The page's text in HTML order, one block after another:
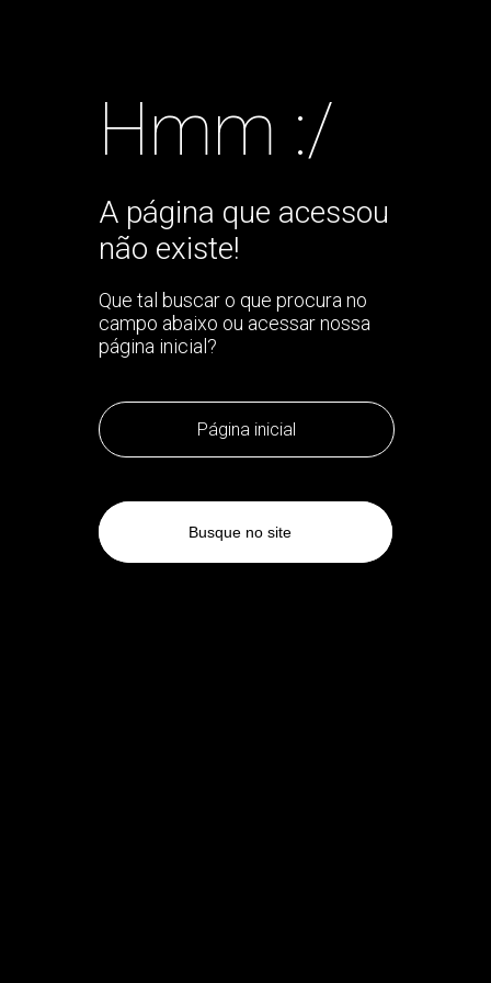
Hmm :/
A página que acessou
não existe!
Que tal buscar o que procura no
campo abaixo ou acessar nossa
página inicial?
Página inicial